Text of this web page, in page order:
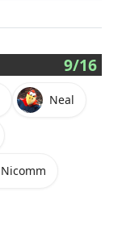
9/16
Neal
Nicomm